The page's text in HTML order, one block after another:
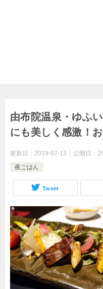
由布院温泉・ゆふ
にも美しく感激！
更新日： 2019-07-13 公開日：
夜ごはん
Tweet